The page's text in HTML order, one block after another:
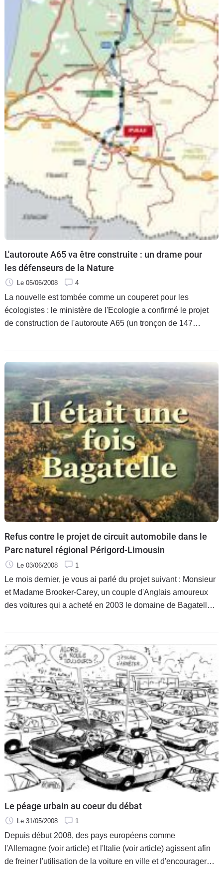
L'autoroute A65 va être construite : un drame pour
les défenseurs de la Nature
Le 05/06/2008 4
La nouvelle est tombée comme un couperet pour les
écologistes : le ministère de l'Ecologie a confirmé le projet
de construction de l'autoroute A65 (un tronçon de 147
Atlantiques)).
Refus contre le projet de circuit automobile dans le
Parc naturel régional Périgord-Limousin
Le 03/06/2008 1
Le mois dernier, je vous ai parlé du projet suivant : Monsieur
et Madame Brooker-Carey, un couple d'Anglais amoureux
des voitures qui a acheté en 2003 le domaine de Bagatelle
Limousin,
Le péage urbain au coeur du débat
Le 31/05/2008 1
Depuis début 2008, des pays européens comme
l'Allemagne (voir article) et l'Italie (voir article) agissent afin
de freiner l'utilisation de la voiture en ville et d'encourager